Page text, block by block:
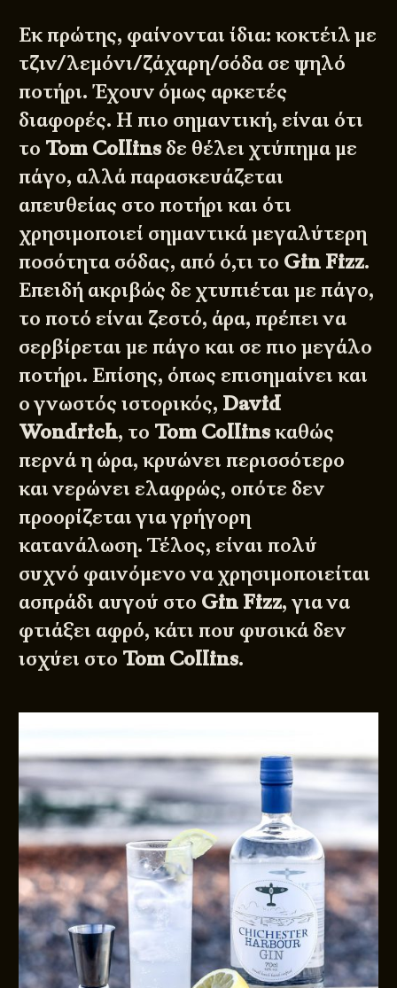
Εκ πρώτης, φαίνονται ίδια: κοκτέιλ με
τζιν/λεμόνι/ζάχαρη/σόδα σε ψηλό
ποτήρι. Έχουν όμως αρκετές
διαφορές. Η πιο σημαντική, είναι ότι
το Tom Collins δε θέλει χτύπημα με
πάγο, αλλά παρασκευάζεται
απευθείας στο ποτήρι και ότι
χρησιμοποιεί σημαντικά μεγαλύτερη
ποσότητα σόδας, από ό,τι το Gin Fizz.
Επειδή ακριβώς δε χτυπιέται με πάγο,
το ποτό είναι ζεστό, άρα, πρέπει να
σερβίρεται με πάγο και σε πιο μεγάλο
ποτήρι. Επίσης, όπως επισημαίνει και
ο γνωστός ιστορικός, David
Wondrich, το Tom Collinsκαθώς
περνά η ώρα, κρυώνει περισσότερο
και νερώνει ελαφρώς, οπότε δεν
προορίζεται για γρήγορη
κατανάλωση. Τέλος, είναι πολύ
συχνό φαινόμενο να χρησιμοποιείται
ασπράδι αυγού στο Gin Fizz, για να
φτιάξει αφρό, κάτι που φυσικά δεν
ισχύει στο Tom Collins.